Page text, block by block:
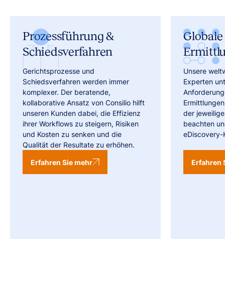
Prozessführung &
Schiedsverfahren
Gerichtsprozesse und
Schiedsverfahren werden immer
komplexer. Der beratende,
kollaborative Ansatz von Consilio hilft
unseren Kunden dabei, die Effizienz
ihrer Workflows zu steigern, Risiken
und Kosten zu senken und die
Qualität der Resultate zu erhöhen.
Erfahren Sie mehr
Globale
Unsere
Experten
der
beachten
eDiscovery-
Erfahren